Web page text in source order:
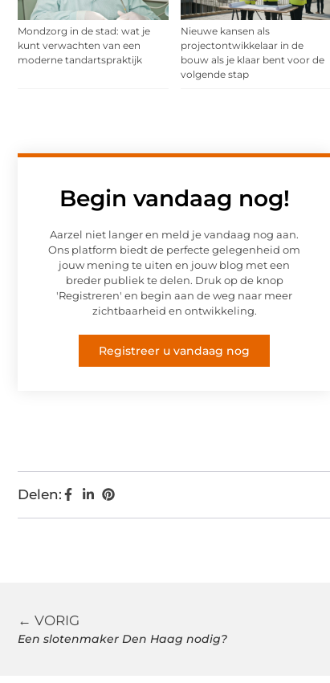
Mondzorg in de stad: wat je
kunt verwachten van een
moderne tandartspraktijk
Nieuwe kansen als
projectontwikkelaar in de
bouw als je klaar bent voor de
volgende stap
Begin vandaag nog!
Aarzel niet langer en meld je vandaag nog aan.
Ons platform biedt de perfecte gelegenheid om
jouw mening te uiten en jouw blog met een
breder publiek te delen. Druk op de knop
'Registreren' en begin aan de weg naar meer
zichtbaarheid en ontwikkeling.
Registreer u vandaag nog
Delen:
← VORIG
Een slotenmaker Den Haag nodig?